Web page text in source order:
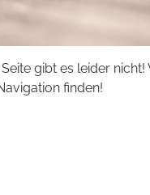
gibt es leider
finden!